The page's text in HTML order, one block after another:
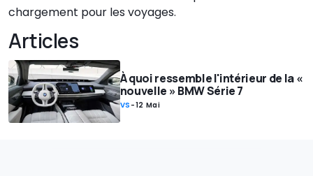
chargement pour les voyages.
Articles
À quoi ressemble l'intérieur de la «
nouvelle » BMW Série 7
VS -12 Mai